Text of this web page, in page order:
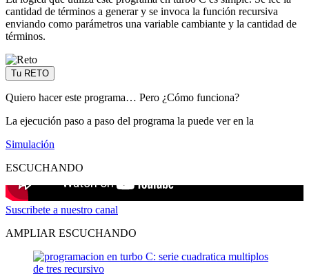
cantidad de términos a generar y se invoca la función recursiva
enviando como parámetros una variable cambiante y la cantidad de
términos.
Tu RETO
Quiero hacer este programa… Pero ¿Cómo funciona?
La ejecución paso a paso del programa la puede ver en la
Simulación
ESCUCHANDO
Suscribete a nuestro canal
AMPLIAR ESCUCHANDO